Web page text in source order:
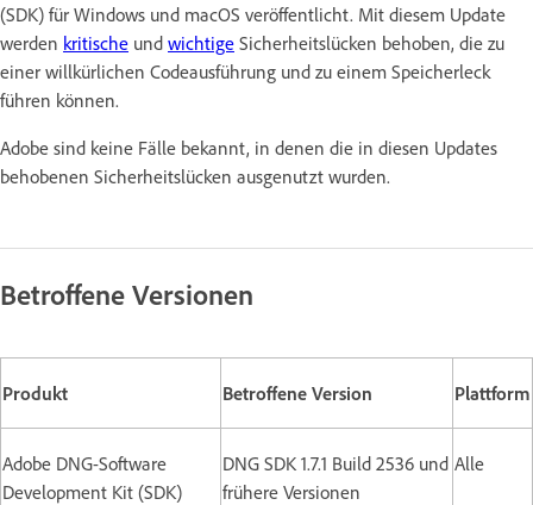
(SDK) für Windows und macOS veröffentlicht. Mit diesem Update
werden kritische und wichtige Sicherheitslücken behoben, die zu
einer willkürlichen Codeausführung und zu einem Speicherleck
führen können.
Adobe sind keine Fälle bekannt, in denen die in diesen Updates
behobenen Sicherheitslücken ausgenutzt wurden.
Betroffene Versionen
Produkt Betroffene Version Plattform
Adobe DNG-Software
Development Kit (SDK)
DNG SDK 1.7.1 Build 2536 und
frühere Versionen
Alle